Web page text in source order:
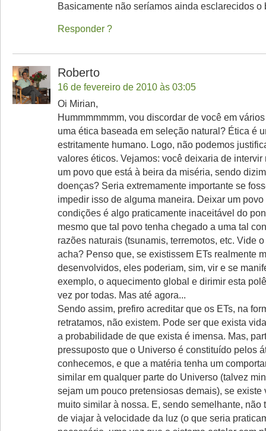
Basicamente não seríamos ainda esclarecidos o
Responder
Roberto
16 de fevereiro de 2010 às 03:05
Oi Mirian,
Hummmmmmm, vou discordar de você em
uma ética baseada em seleção natural? Ética é
estritamente humano. Logo, não podemos
valores éticos. Vejamos: você deixaria de intervir
um povo que está à beira da miséria, sendo
doenças? Seria extremamente importante se
impedir isso de alguma maneira. Deixar um povo
condições é algo praticamente inaceitável do
mesmo que tal povo tenha chegado a uma tal
razões naturais (tsunamis, terremotos, etc. Vide
acha? Penso que, se existissem ETs realmente
desenvolvidos, eles poderiam, sim, vir e se
exemplo, o aquecimento global e dirimir esta
vez por todas. Mas até agora...
Sendo assim, prefiro acreditar que os ETs, na
retratamos, não existem. Pode ser que exista
a probabilidade de que exista é imensa. Mas,
pressuposto que o Universo é constituído pelos
conhecemos, e que a matéria tenha um
similar em qualquer parte do Universo (talvez
sejam um pouco pretensiosas demais), se existe
muito similar à nossa. E, sendo semelhante, não
de viajar à velocidade da luz (o que seria